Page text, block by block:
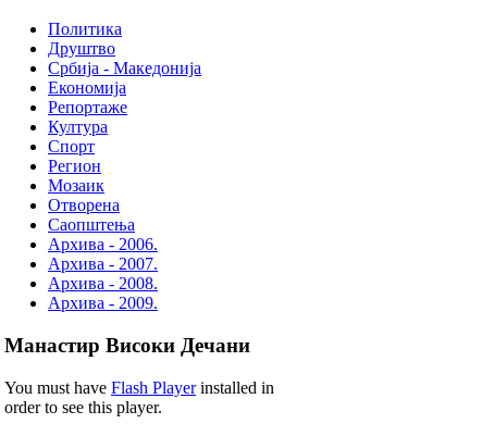
Политика
Друштво
Србија - Македонија
Економија
Репортаже
Култура
Спорт
Регион
Мозаик
Отворена
Саопштења
Архива - 2006.
Архива - 2007.
Архива - 2008.
Архива - 2009.
Манастир Високи Дечани
You must have Flash Playerinstalled in
order to see this player.